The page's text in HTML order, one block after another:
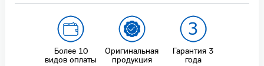
Более 10
видов оплаты
Оригинальная
продукция
Гарантия 3
года